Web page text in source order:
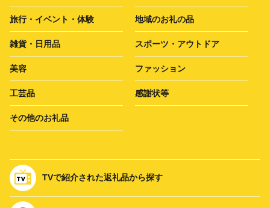
旅行・イベント・体験 地域のお礼の品
雑貨・日用品 スポーツ・アウトドア
美容 ファッション
工芸品 感謝状等
その他のお礼品
TVで紹介された返礼品から探す